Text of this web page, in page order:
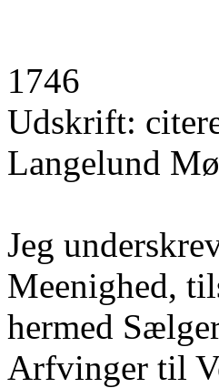
1746
Udskrift:
Langelund
Jeg
Meenighed,
hermed
Arfvinger til